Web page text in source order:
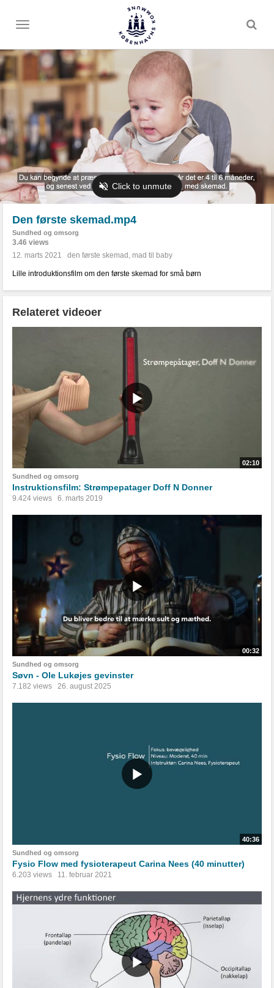
Toggle
Den første skemad.mp4
Sundhed og omsorg
3.46 views
12. marts 2021
den første skemad , mad til baby
Lille introduktionsfilm om den første skemad for små børn
Relateret videoer
02:10
Sundhed og omsorg
Instruktionsfilm: Strømpepatager Doff N Donner
9.424 views 6. marts 2019
00:32
Sundhed og omsorg
Søvn - Ole Lukøjes gevinster
7.182 views 26. august 2025
40:36
Sundhed og omsorg
Fysio Flow med fysioterapeut Carina Nees (40 minutter)
6.203 views 11. februar 2021